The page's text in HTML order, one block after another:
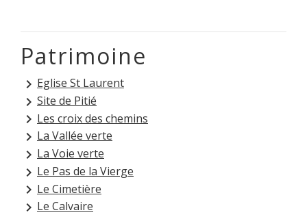
Patrimoine
keyboard_arrow_right Eglise St Laurent
keyboard_arrow_right Site de Pitié
keyboard_arrow_right Les croix des chemins
keyboard_arrow_right La Vallée verte
keyboard_arrow_right La Voie verte
keyboard_arrow_right Le Pas de la Vierge
keyboard_arrow_right Le Cimetière
keyboard_arrow_right Le Calvaire